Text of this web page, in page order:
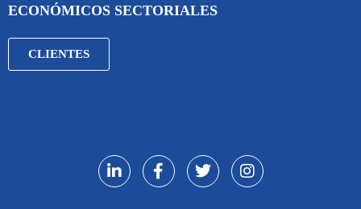
ECONÓMICOS SECTORIALES
CLIENTES